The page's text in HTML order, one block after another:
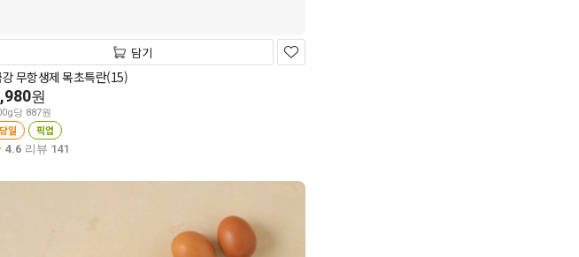
담기
무항생제 목초특란(15)
원
당 887원
당일 픽업
4.6 리뷰 141